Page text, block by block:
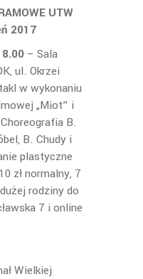
UTW
2017
– Sala
ul. Okrzei
w wykonaniu
„Miot” i
B.
B. Chudy i
plastyczne
zł normalny, 7
rodziny do
7 i online
Wielkiej